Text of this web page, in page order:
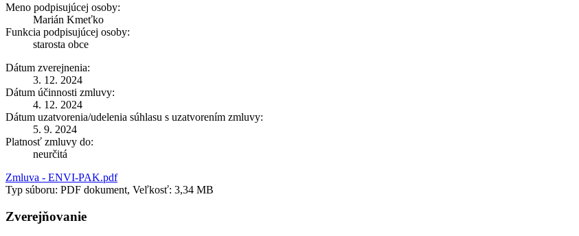
Meno podpisujúcej osoby:
Marián Kmeťko
Funkcia podpisujúcej osoby:
starosta obce
Dátum zverejnenia:
3. 12. 2024
Dátum účinnosti zmluvy:
4. 12. 2024
Dátum uzatvorenia/udelenia súhlasu s uzatvorením zmluvy:
5. 9. 2024
Platnosť zmluvy do:
neurčitá
Zmluva - ENVI-PAK.pdf
Typ súboru: PDF dokument, Veľkosť: 3,34 MB
Zverejňovanie